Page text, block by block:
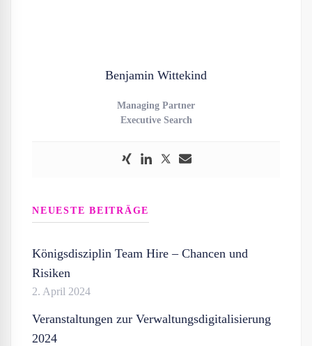
Benjamin Wittekind
Managing Partner
Executive Search
NEUESTE BEITRÄGE
Königsdisziplin Team Hire – Chancen und
Risiken
2. April 2024
Veranstaltungen zur Verwaltungsdigitalisierung
2024